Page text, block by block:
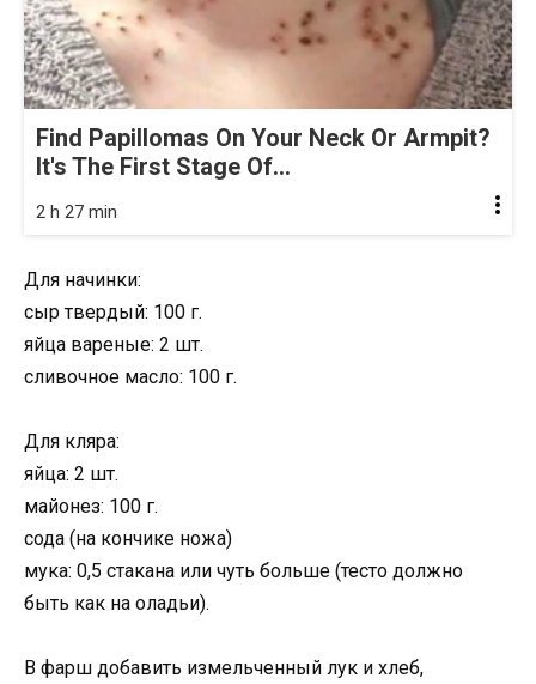
Find Papillomas On Your Neck Or Armpit?
It's The First Stage Of...
2 h 27 min
Для начинки:
сыр твердый: 100 г.
яйца вареные: 2 шт.
сливочное масло: 100 г.
Для кляра:
яйца: 2 шт.
майонез: 100 г.
сода (на кончике ножа)
мука: 0,5 стакана или чуть больше (тесто должно
быть как на оладьи).
В фарш добавить измельченный лук и хлеб,